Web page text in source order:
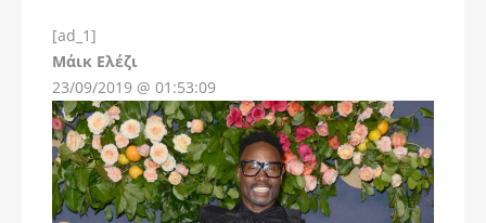
[ad_1]
Μάικ ΕλέζιInstagram
23/09/2019 @ 01:53:09